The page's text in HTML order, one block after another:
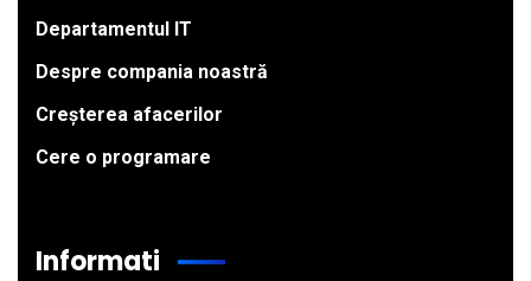
Departamentul IT
Despre compania noastră
Creșterea afacerilor
Cere o programare
Informati